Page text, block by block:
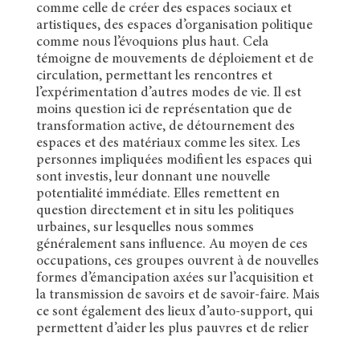
comme celle de créer des espaces sociaux et
artistiques, des espaces d’organisation politique
comme nous l’évoquions plus haut. Cela
témoigne de mouvements de déploiement et de
circulation, permettant les rencontres et
l’expérimentation d’autres modes de vie. Il est
moins question ici de représentation que de
transformation active, de détournement des
espaces et des matériaux comme les sitex. Les
personnes impliquées modifient les espaces qui
sont investis, leur donnant une nouvelle
potentialité immédiate. Elles remettent en
question directement et in situ les politiques
urbaines, sur lesquelles nous sommes
généralement sans influence. Au moyen de ces
occupations, ces groupes ouvrent à de nouvelles
formes d’émancipation axées sur l’acquisition et
la transmission de savoirs et de savoir-faire. Mais
ce sont également des lieux d’auto-support, qui
permettent d’aider les plus pauvres et de relier